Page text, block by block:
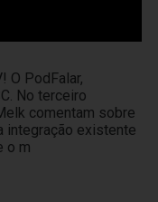
O PodFalar,
No terceiro
comentam sobre
integração existente
o m